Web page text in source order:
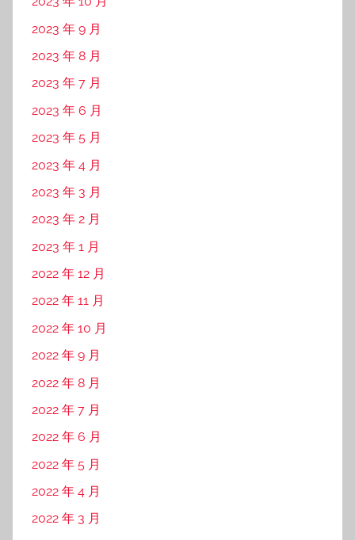
2022 年 8 月
2022 年 7 月
2022 年 6 月
2022 年 5 月
2022 年 4 月
2022 年 3 月
分类
网站地图